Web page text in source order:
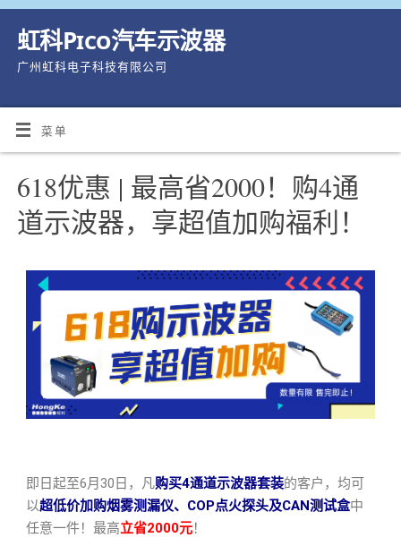
虹科Pico汽车示波器
广州虹科电子科技有限公司
菜单
618优惠 | 最高省2000！购4通
道示波器，享超值加购福利！
即日起至6月30日，凡购买4通道示波器套装的客户，均可
以超低价加购烟雾测漏仪、COP点火探头及CAN测试盒中
任意一件！最高立省2000元！